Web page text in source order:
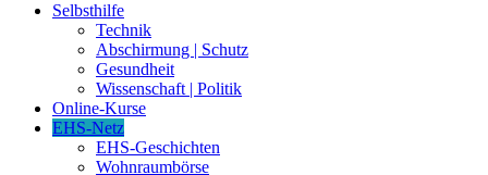
Selbsthilfe
Technik
Abschirmung | Schutz
Gesundheit
Wissenschaft | Politik
Online-Kurse
EHS-Netz
EHS-Geschichten
Wohnraumbörse